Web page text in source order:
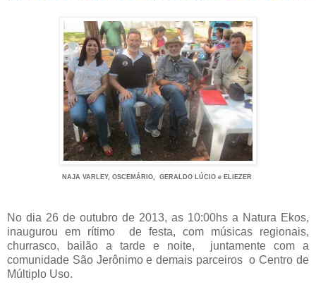
NAJA VARLEY, OSCEMÁRIO, GERALDO LÚCIO e ELIEZER
No dia 26 de outubro de 2013, as 10:00hs a Natura Ekos,
inaugurou em rítimo de festa, com músicas regionais,
churrasco, bailão a tarde e noite, juntamente com a
comunidade São Jerônimo e demais parceiros o Centro de
Múltiplo Uso.